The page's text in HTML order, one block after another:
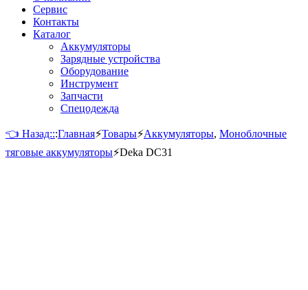
Сервис
Контакты
Каталог
Аккумуляторы
Зарядные устройства
Оборудование
Инструмент
Запчасти
Спецодежда
👈 Назад:::Главная⚡Товары⚡Аккумуляторы, Моноблочные
тяговые аккумуляторы⚡Deka DC31